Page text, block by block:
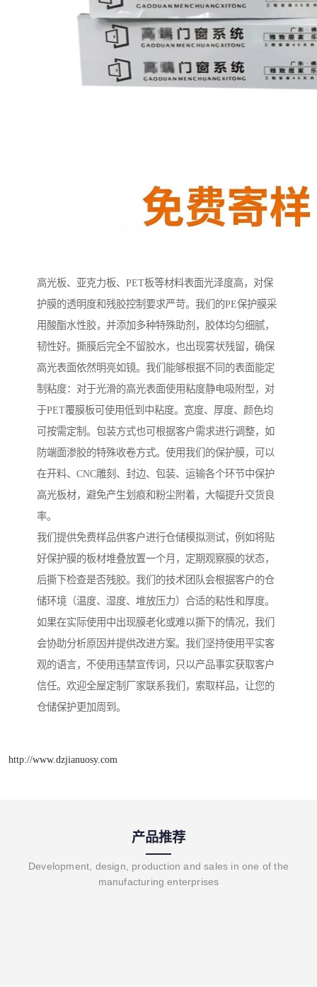
高光板、亚克力板、PET板等材料表面光泽度高，对保
护膜的透明度和残胶控制要求严苛。我们的PE保护膜采
用酸酯水性胶，并添加多种特殊助剂，胶体均匀细腻，
韧性好。撕膜后完全不留胶水，也出现雾状残留，确保
高光表面依然明亮如镜。我们能够根据不同的表面能定
制粘度：对于光滑的高光表面使用粘度静电吸附型，对
于PET覆膜板可使用低到中粘度。宽度、厚度、颜色均
可按需定制。包装方式也可根据客户需求进行调整，如
防端面渗胶的特殊收卷方式。使用我们的保护膜，可以
在开料、CNC雕刻、封边、包装、运输各个环节中保护
高光板材，避免产生划痕和粉尘附着，大幅提升交货良
率。
我们提供免费样品供客户进行仓储模拟测试，例如将贴
好保护膜的板材堆叠放置一个月，定期观察膜的状态，
后撕下检查是否残胶。我们的技术团队会根据客户的仓
储环境（温度、湿度、堆放压力）合适的粘性和厚度。
如果在实际使用中出现膜老化或难以撕下的情况，我们
会协助分析原因并提供改进方案。我们坚持使用平实客
观的语言，不使用违禁宣传词，只以产品事实获取客户
信任。欢迎全屋定制厂家联系我们，索取样品，让您的
仓储保护更加周到。
http://www.dzjianuosy.com
产品推荐
Development, design, production and sales in one of the
manufacturing enterprises